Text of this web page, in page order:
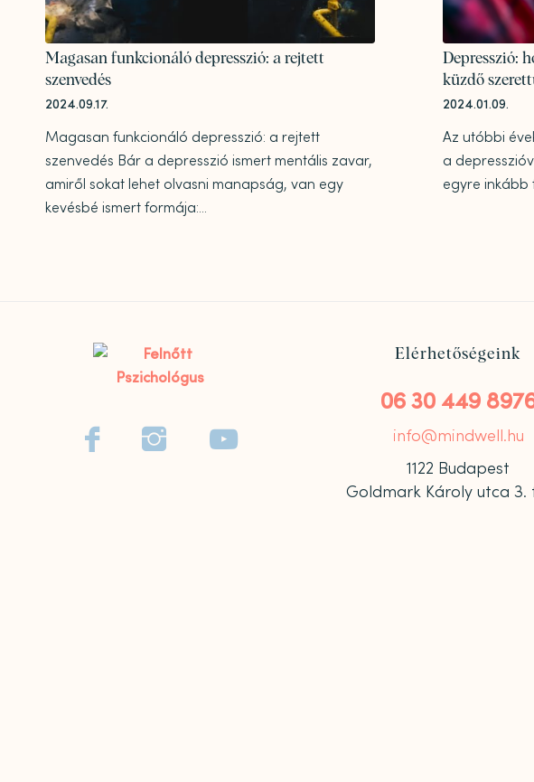
Magasan funkcionáló depresszió: a rejtett
szenvedés
2024.09.17.
Magasan funkcionáló depresszió: a rejtett
szenvedés Bár a depresszió ismert mentális zavar,
amiről sokat lehet olvasni manapság, van egy
kevésbé ismert formája:...
Depresszió:
küzdő
2024.01.09.
Az utóbbi
a
egyre inkább
  
Elérhetőségeink
06 30 449
info@mindwell.hu
1122 Budapest
Goldmark Károly utca 3.